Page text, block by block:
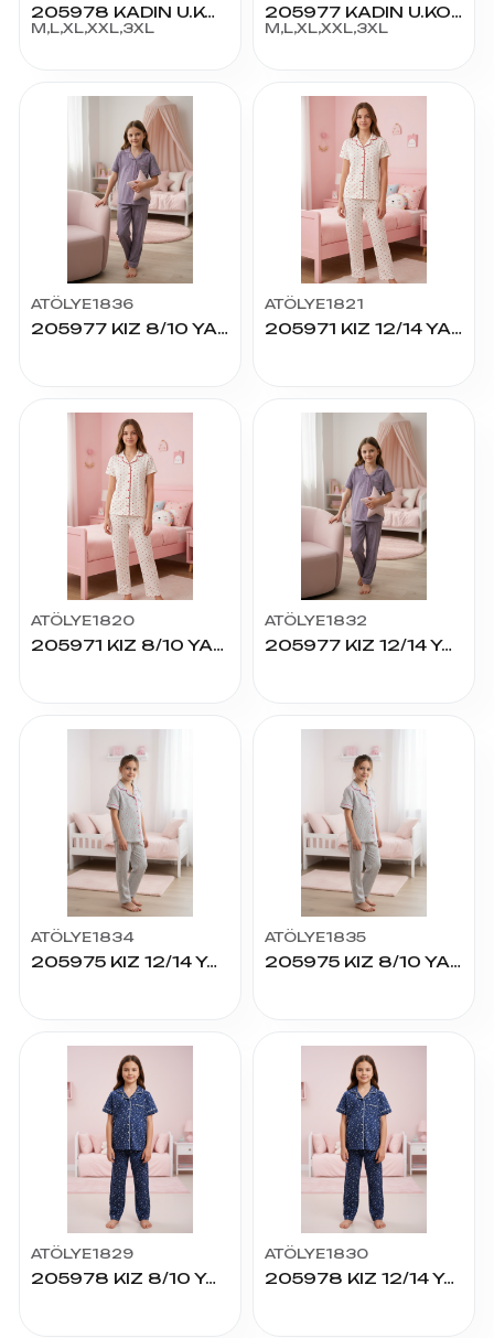
205978 KADIN U.KOL PİJAMA TAKIM
M,L,XL,XXL,3XL
205977 KADIN U.KOL PİJAMA TAKIM
M,L,XL,XXL,3XL
ATÖLYE1836
205977 KIZ 8/10 YAŞ K.KOL PİJAMA TAKIM
ATÖLYE1821
205971 KIZ 12/14 YAŞ K.KOL PİJAMA TAKIM
ATÖLYE1820
205971 KIZ 8/10 YAŞ K.KOL PİJAMA TAKIM
ATÖLYE1832
205977 KIZ 12/14 YAŞ K.KOL PİJAMA TAKIM
ATÖLYE1834
205975 KIZ 12/14 YAŞ K.KOL PİJAMA TAKIM
ATÖLYE1835
205975 KIZ 8/10 YAŞ K.KOL PİJAMA TAKIM
ATÖLYE1829
205978 KIZ 8/10 YAŞ K.KOL PİJAMA TAKIM
ATÖLYE1830
205978 KIZ 12/14 YAŞ K.KOL PİJAMA TAKIM